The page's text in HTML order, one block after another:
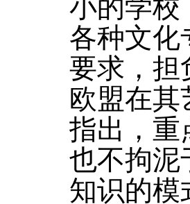
小的学校
各种文化
要求，担
欧盟在
指出，重
也不拘泥
知识的模